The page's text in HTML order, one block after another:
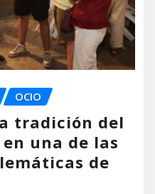
OCIO
tradición del
una de las
de